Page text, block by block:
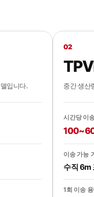
입니다.
02
중간 생산
시간당 이
이송 가능
수직 6m
1회 이송